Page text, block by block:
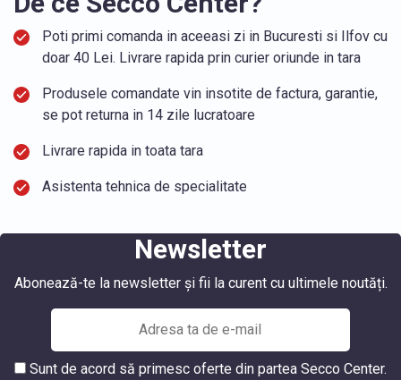
Poti primi comanda in aceeasi zi in Bucuresti si Ilfov cu
doar 40 Lei. Livrare rapida prin curier oriunde in tara
Produsele comandate vin insotite de factura, garantie,
se pot returna in 14 zile lucratoare
Livrare rapida in toata tara
Asistenta tehnica de specialitate
Newsletter
Abonează-te la newsletter și fii la curent cu ultimele noutăți.
Sunt de acord să primesc oferte din partea Secco Center.